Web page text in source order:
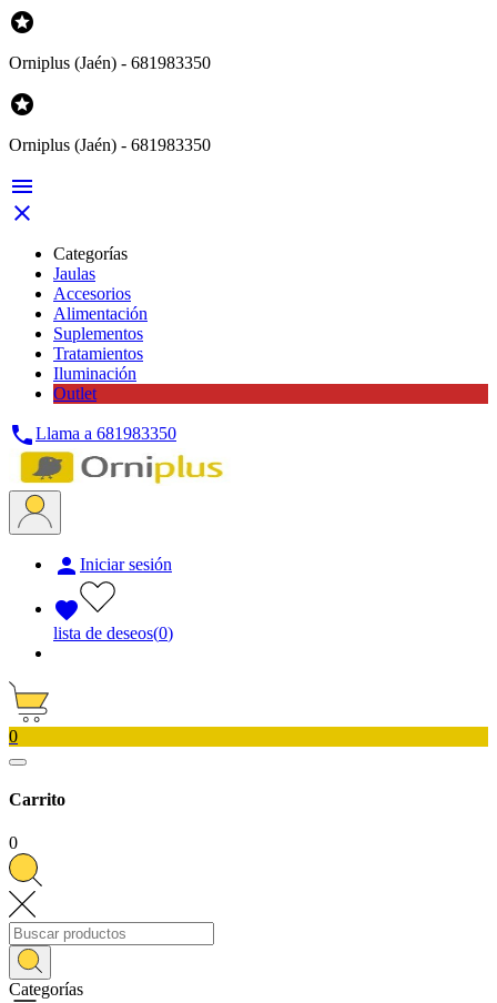

Orniplus (Jaén) - 681983350

Orniplus (Jaén) - 681983350


Categorías
Jaulas
Accesorios
Alimentación
Suplementos
Tratamientos
Iluminación
Outlet
Llama a 681983350
 Iniciar sesión

lista de deseos(0)
0
Carrito
0
Categorías